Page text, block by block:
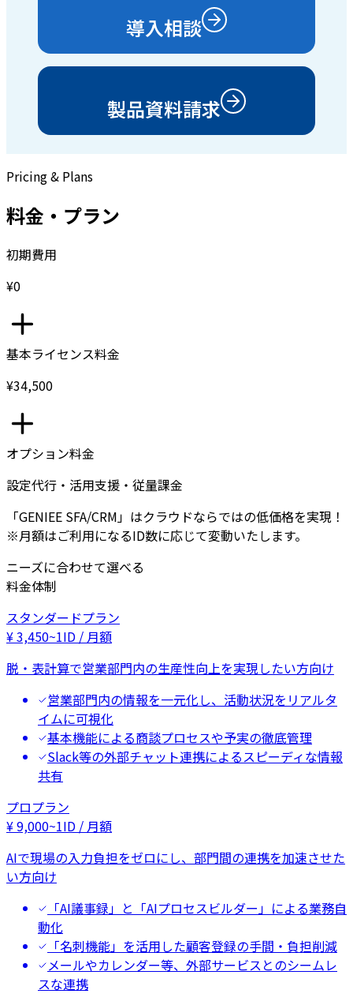
導入相談
製品資料請求
Pricing & Plans
料金・プラン
初期費用
¥0
基本ライセンス料金
¥34,500
オプション料金
設定代行・活用支援・従量課金
「GENIEE SFA/CRM」はクラウドならではの低価格を実現！
※月額はご利用になるID数に応じて変動いたします。
ニーズに合わせて選べる
料金体制
スタンダードプラン
¥3,450~1ID / 月額
脱・表計算で営業部門内の生産性向上を実現したい方向け
営業部門内の情報を一元化し、活動状況をリアルタ
イムに可視化
基本機能による商談プロセスや予実の徹底管理
Slack等の外部チャット連携によるスピーディな情報
共有
プロプラン
¥9,000~1ID / 月額
AIで現場の入力負担をゼロにし、部門間の連携を加速させた
い方向け
「AI議事録」と「AIプロセスビルダー」による業務自
動化
「名刺機能」を活用した顧客登録の手間・負担削減
メールやカレンダー等、外部サービスとのシームレ
スな連携